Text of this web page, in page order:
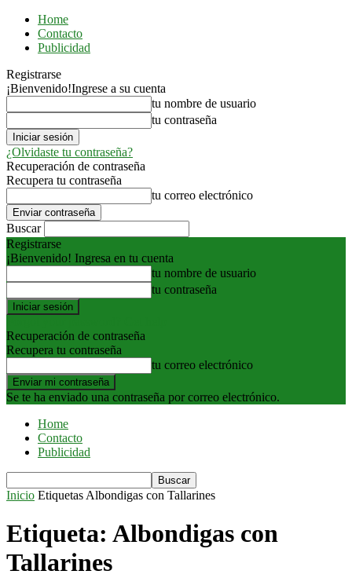
Home
Contacto
Publicidad
Registrarse
¡Bienvenido!Ingrese a su cuenta
tu nombre de usuario
tu contraseña
¿Olvidaste tu contraseña?
Recuperación de contraseña
Recupera tu contraseña
tu correo electrónico
Buscar
Registrarse
¡Bienvenido! Ingresa en tu cuenta
tu nombre de usuario
tu contraseña
Recuperación de contraseña
Recupera tu contraseña
tu correo electrónico
Se te ha enviado una contraseña por correo electrónico.
Home
Contacto
Publicidad
Inicio Etiquetas Albondigas con Tallarines
Etiqueta: Albondigas con
Tallarines